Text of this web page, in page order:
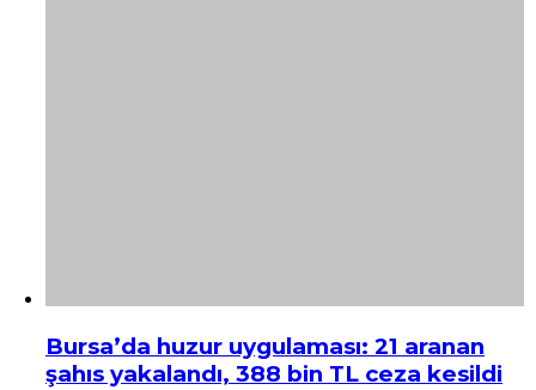
Bursa’da huzur uygulaması: 21 aranan
şahıs yakalandı, 388 bin TL ceza kesildi